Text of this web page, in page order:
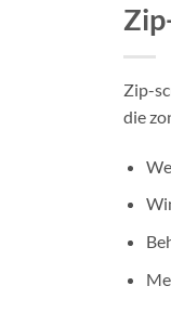
Zip-
die